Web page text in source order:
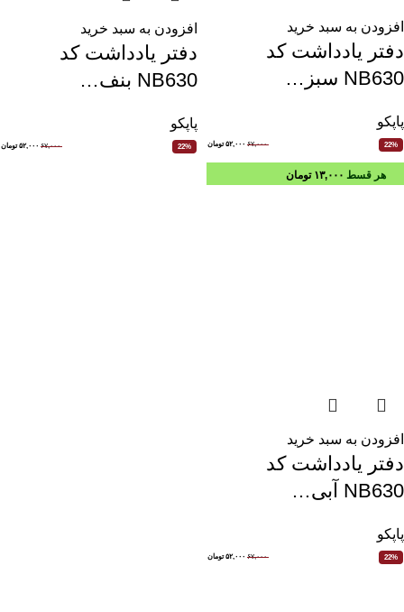
افزودن به سبد خرید
دفتر یادداشت کد
NB630 سبز…
پاپکو
22% ۶۷,۰۰۰ ۵۲,۰۰۰ تومان
افزودن به سبد خرید
دفتر یادداشت کد
NB630 بنف…
پاپکو
22% ۶۷,۰۰۰ ۵۲,۰۰۰ تومان
هر قسط ۱۳,۰۰۰ تومان
افزودن به سبد خرید
دفتر یادداشت کد
NB630 آبی…
پاپکو
22% ۶۷,۰۰۰ ۵۲,۰۰۰ تومان